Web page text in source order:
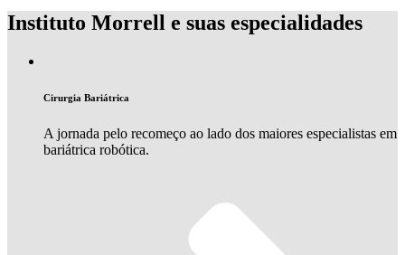
Instituto Morrell e suas especialidades
Cirurgia Bariátrica
A jornada pelo recomeço ao lado dos maiores especialistas em
bariátrica robótica.